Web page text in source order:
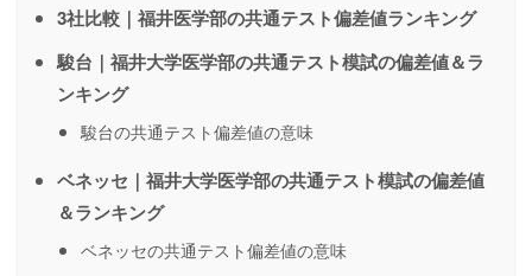
3社比較｜福井医学部の共通テスト偏差値ランキング
駿台｜福井大学医学部の共通テスト模試の偏差値＆ラ
ンキング
駿台の共通テスト偏差値の意味
ベネッセ｜福井大学医学部の共通テスト模試の偏差値
＆ランキング
ベネッセの共通テスト偏差値の意味